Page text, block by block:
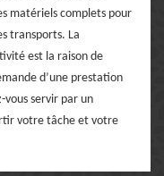
matériels complets pour
transports. La
est la raison de
d’une prestation
vous servir par un
votre tâche et votre